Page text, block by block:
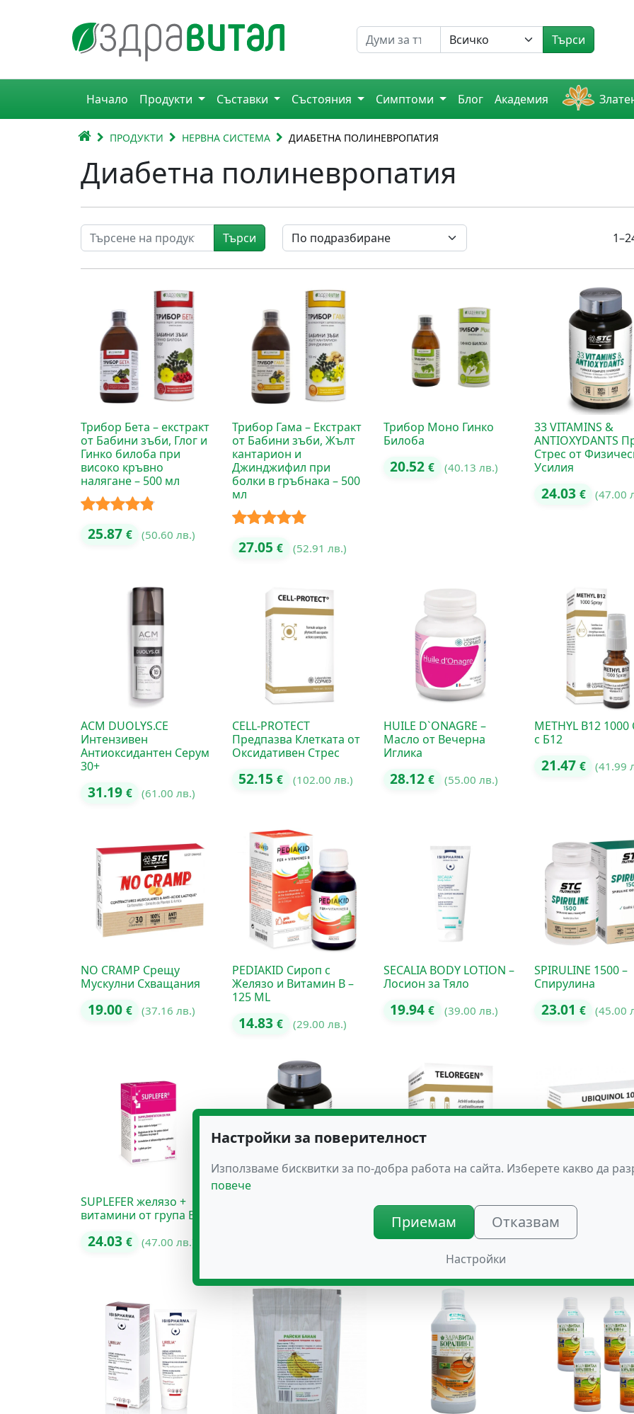
Горна навигация
Търсене на Търси
Главна навигация
Начало Продукти Съставки Състояния Симптоми Блог Академия
НАЧАЛОПРОДУКТИ НЕРВНА СИСТЕМА ДИАБЕТНА ПОЛИНЕВРОПАТИЯ
Диабетна полиневропатия
Търси
Трибор Бета – екстракт
от Бабини зъби, Глог и
Гинко билоба при
високо кръвно
налягане – 500 мл
Оценено с
25.87 € (50.60 лв.)
Трибор Гама – Екстракт
от Бабини зъби, Жълт
кантарион и
Джинджифил при
болки в гръбнака – 500
мл
Оценено с
27.05€ (52.91 лв.)
Трибор Моно Гинко
Билоба
20.52€ (40.13 лв.)
33 VITAMINS &
ANTIOXYDANTS
Стрес от
Усилия
24.03 € (47.00
ACM DUOLYS.CE
Интензивен
Антиоксидантен Серум
30+
31.19 € (61.00 лв.)
CELL-PROTECT
Предпазва Клетката от
Оксидативен Стрес
52.15€ (102.00 лв.)
HUILE D`ONAGRE –
Масло от Вечерна
Иглика
28.12€ (55.00 лв.)
METHYL В12
с Б12
21.47 € (41.99
NO CRAMP Срещу
Мускулни Схващания
19.00 € (37.16 лв.)
PEDIAKID Сироп с
Желязо и Витамин B –
125 ML
14.83€ (29.00 лв.)
SECALIA BODY LOTION –
Лосион за Тяло
19.94€ (39.00 лв.)
SPIRULINE 1500 –
Спирулина
23.01 € (45.00
SUPLEFER желязо +
витамини от група B
24.03 € (47.00 лв.)
TELOREGEN Забавя
Стареенето на
Клетките
(187.99 лв.)
UBIQUINOL 100
Предпазва от
52.15
Настройки за поверителност
Използваме бисквитки за по-добра работа на сайта. Изберете какво да
повече
Приемам Отказвам
Настройки